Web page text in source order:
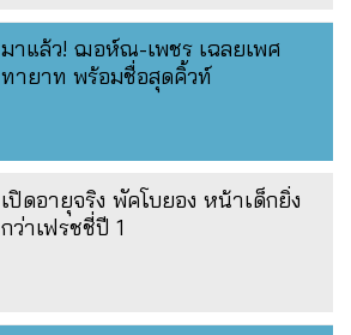
มาแล้ว! ฌอห์ณ-เพชร เฉลยเพศ
ทายาท พร้อมชื่อสุดคิ้วท์
เปิดอายุจริง พัคโบยอง หน้าเด็กยิ่ง
กว่าเฟรชชี่ปี 1